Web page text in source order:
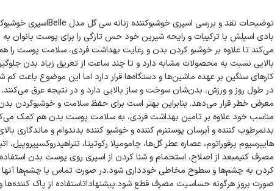
می‌کند تا علاوه بر خوشبو کردن بدن و رعایت بهداشت فردی، سلامت پوست را
بالایی نسبت به محصولات مشابه دارد و تا چند ساعت از تعریق زیاد بدن
کارهای سنگین بر عهده ماشین‌ها و دستگاه‌ها قرار دارد اما این موضوع باعث
در طول روز و ورزش، بدن‌شان سوخت و ساز بالایی دارد و در نتیجه عرق
معرض خطر قرار می‌دهد. بنابراین بهتر است برای حفظ سلامت و خوشبوکردن
بدنمرطوب کننده و آبرسان پوستنرم کننده و خوشبو کننده بدندوام و ماندگاری
هایپرسیوم پرفوراتوم، عصاره عطر گل‌ها، چامومیلا رکوتیتا،
مصرف کنیمبعد از اصلاح، استحمام و شنا کردن از اسپری روی پوست بدن
کردن به چشم‌ها و سطوح مخاطی خودداری شود.در صورت تماس با چشم‌ها
صورت بروز هرگونه حساسیت مصرف قطع شود.پیشنهاداتاستفاده از پاک